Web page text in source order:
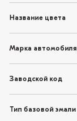
Название цвета
Марка автомобиля
Заводской код
Тип базовой эмали